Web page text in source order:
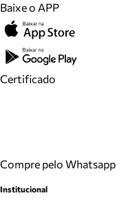
Baixe o APP
Certificado
Compre pelo Whatsapp
Institucional